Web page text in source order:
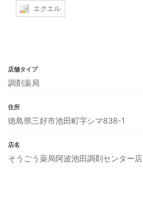
エクエル
店舗タイプ
調剤薬局
住所
徳島県三好市池田町字シマ838-1
店名
そうごう薬局阿波池田調剤センター店